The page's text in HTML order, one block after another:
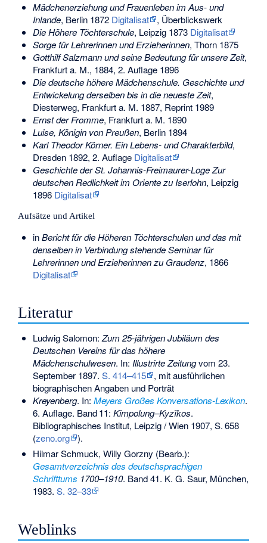
Mädchenerziehung und Frauenleben im Aus- und
Inlande, Berlin 1872 Digitalisat
, Überblickswerk
Die Höhere Töchterschule, Leipzig 1873 Digitalisat
Sorge für Lehrerinnen und Erzieherinnen, Thorn 1875
Gotthilf Salzmann und seine Bedeutung für unsere Zeit,
Frankfurt a. M., 1884, 2. Auflage 1896
Die deutsche höhere Mädchenschule. Geschichte und
Entwickelung derselben bis in die neueste Zeit,
Diesterweg, Frankfurt a. M. 1887, Reprint 1989
Ernst der Fromme, Frankfurt a. M. 1890
Luise, Königin von Preußen, Berlin 1894
Karl Theodor Körner. Ein Lebens- und Charakterbild,
Dresden 1892, 2. Auflage Digitalisat
Geschichte der St. Johannis-Freimaurer-Loge Zur
deutschen Redlichkeit im Oriente zu Iserlohn, Leipzig
1896 Digitalisat
Aufsätze und Artikel
inBericht für die Höheren Töchterschulen und das mit
denselben in Verbindung stehende Seminar für
Lehrerinnen und Erzieherinnen zu Graudenz, 1866
Digitalisat
Literatur
Ludwig Salomon:Zum 25-jährigen Jubiläum des
Deutschen Vereins für das höhere
Mädchenschulwesen. In: Illustrirte Zeitungvom 23.
September 1897. S. 414–415
, mit ausführlichen
biographischen Angaben und Porträt
Kreyenberg. In: Meyers Großes Konversations-Lexikon.
6. Auflage. Band 11: Kimpolung–Kyzĭkos.
Bibliographisches Institut, Leipzig / Wien 1907, S.658
(zeno.org
).
Hilmar Schmuck, Willy Gorzny (Bearb.):
Gesamtverzeichnis des deutschsprachigen
Schrifttums 1700–1910. Band 41. K. G. Saur, München,
1983. S. 32–33
Weblinks